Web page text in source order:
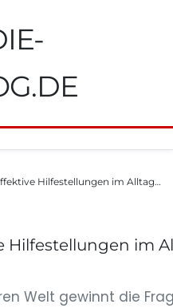
Hilfestellungen im Alltag…
Hilfestellungen im
Welt gewinnt die